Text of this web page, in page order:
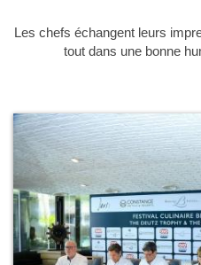
Les chefs échangent leurs
tout dans une bonne